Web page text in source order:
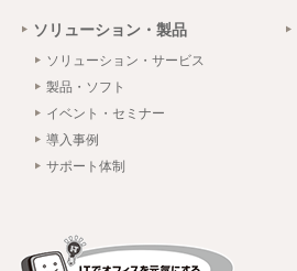
ソリューション・製品
ソリューション・サービス
製品・ソフト
イベント・セミナー
導入事例
サポート体制